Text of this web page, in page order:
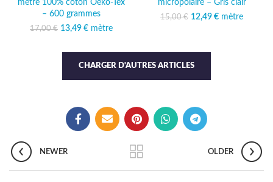
mètre 100% coton Oeko-Tex
– 600 grammes
17,00€ Le prix initial était :
13,49 €
Le prix
13,49 €.
mètre
micropolaire – Gris clair
15,00€ Le prix initial était :
12,49 €
Le prix
mètre
CHARGER D'AUTRES ARTICLES
NEWER OLDER